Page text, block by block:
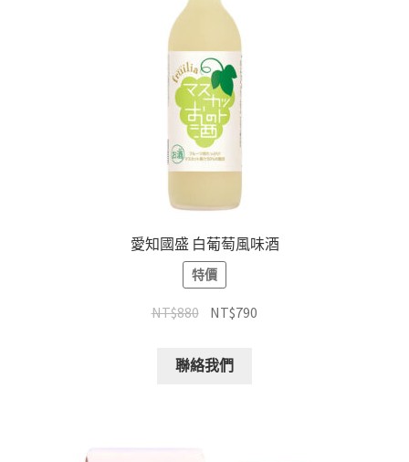
愛知國盛 白葡萄風味酒
特價
NT$880 NT$790
聯絡我們